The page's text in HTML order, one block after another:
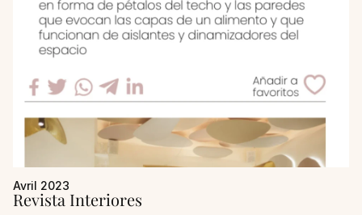
Avril 2023
Revista Interiores